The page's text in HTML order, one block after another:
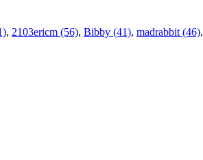
, 2103ericm (56), Bibby (41), madrabbit (46),